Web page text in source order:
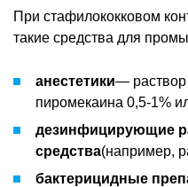
При стафилококковом
такие средства для
анестетики— раствор
пиромекаина 0,5-1%
дезинфицирующие
средства(например,
бактерицидные